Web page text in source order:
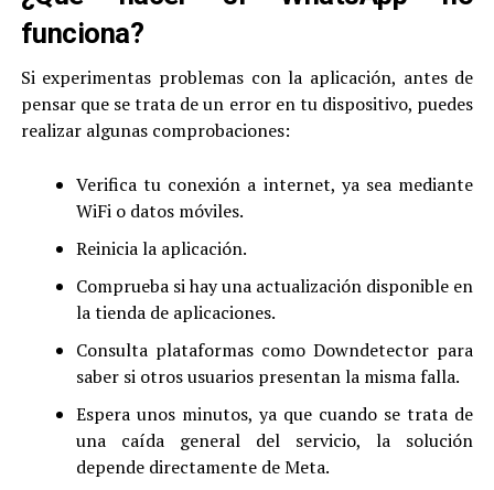
funciona?
Si experimentas problemas con la aplicación, antes de
pensar que se trata de un error en tu dispositivo, puedes
realizar algunas comprobaciones:
Verifica tu conexión a internet, ya sea mediante
WiFi o datos móviles.
Reinicia la aplicación.
Comprueba si hay una actualización disponible en
la tienda de aplicaciones.
Consulta plataformas como Downdetector para
saber si otros usuarios presentan la misma falla.
Espera unos minutos, ya que cuando se trata de
una caída general del servicio, la solución
depende directamente de Meta.